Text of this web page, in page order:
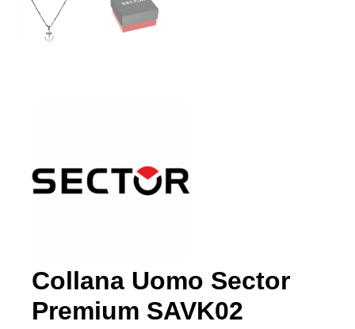
Collana Uomo Sector
Premium SAVK02